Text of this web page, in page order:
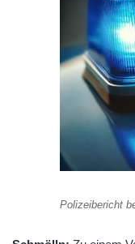
Polizeibericht